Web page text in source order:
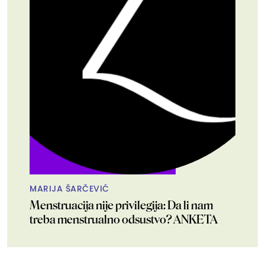
MARIJA ŠARČEVIĆ
Menstruacija nije privilegija: Da li nam
treba menstrualno odsustvo? ANKETA